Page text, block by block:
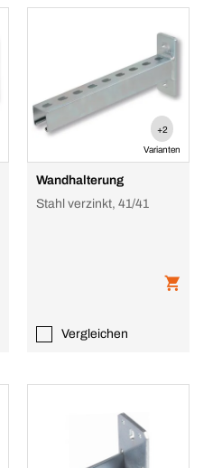
+2
Varianten
Wandhalterung
Stahl verzinkt, 41/41
Vergleichen